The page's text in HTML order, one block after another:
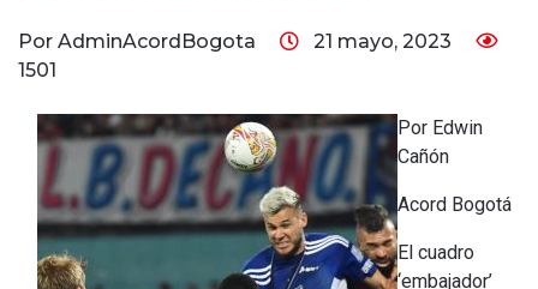
Por AdminAcordBogota
21 mayo, 2023
1501
Por Edwin
Cañón
Acord Bogotá
El cuadro
‘embajador’